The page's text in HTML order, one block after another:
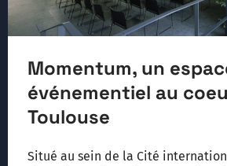
Momentum, un
événementiel au
Toulouse
Situé au sein de la Cité